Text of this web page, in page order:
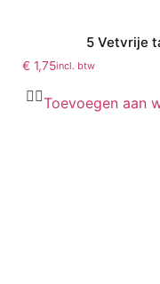
5 Vetvrije
€ 1,75incl. btw
Toevoegen aan